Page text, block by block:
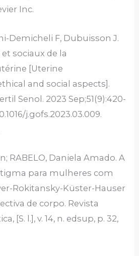
Inc.
Demicheli F, Dubuisson J.
sociaux de la
[Uterine
and social aspects].
Senol. 2023 Sep;51(9):420-
j.gofs.2023.03.009.
RABELO, Daniela Amado. A
para mulheres com
Rokitansky-Küster-Hauser
de corpo. Revista
[S. l.], v. 14, n. edsup, p. 32,